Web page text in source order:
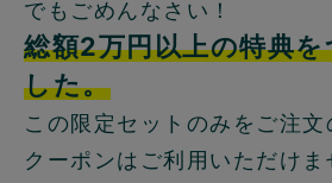
でもごめんなさい！
総額2万円以上の特典
した。
この限定セットのみをご注文
クーポンはご利用いただけま